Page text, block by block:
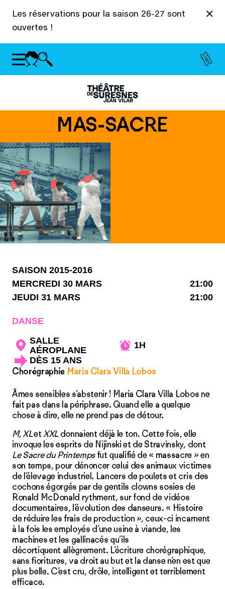
Les réservations pour la saison 26-27 sont
ouvertes !
MAS-SACRE
SAISON 2015-2016
MERCREDI 30 MARS
21:00
JEUDI 31 MARS
21:00
DANSE
SALLE
AÉROPLANE
1H
DÈS 15 ANS
Chorégraphie Maria Clara Villa Lobos
Âmes sensibles s’abstenir ! Maria Clara Villa Lobos ne
fait pas dans la périphrase. Quand elle a quelque
chose à dire, elle ne prend pas de détour.
M, XLetXXLdonnaient déjà le ton. Cette fois, elle
invoque les esprits de Nijinski et de Stravinsky, dont
Le Sacre du Printempsfut qualifié de « massacre » en
son temps, pour dénoncer celui des animaux victimes
de l’élevage industriel. Lancers de poulets et cris des
cochons égorgés par de gentils clowns sosies de
Ronald McDonald rythment, sur fond de vidéos
documentaires, l’évolution des danseurs. « Histoire
de réduire les frais de production », ceux-ci incarnent
à la fois les employés d’une usine à viande, les
machines et les gallinacés qu’ils
décortiquent allègrement. L’écriture chorégraphique,
sans fioritures, va droit au but et la danse n’en est que
plus belle. C’est cru, drôle, intelligent et terriblement
efficace.